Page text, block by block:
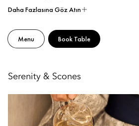
Daha Fazlasına Göz Atın
Menu Book Table
Serenity & Scones